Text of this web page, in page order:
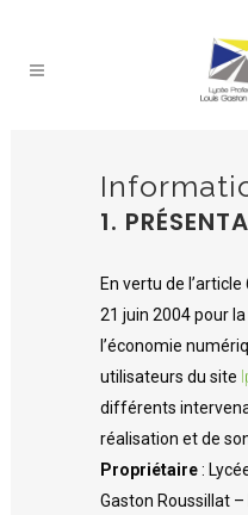
1.
En vertu de
21 juin 2004 pour
l’économie
utilisateurs du site
différents
réalisation et de
Propriétaire:
Gaston Roussillat